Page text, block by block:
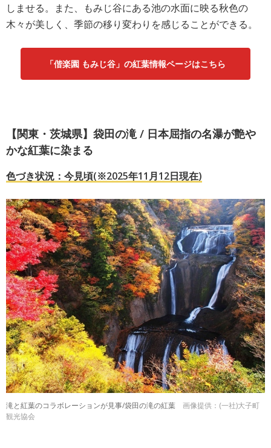
しませる。また、もみじ谷にある池の水面に映る秋色の
木々が美しく、季節の移り変わりを感じることができる。
「偕楽園 もみじ谷」の紅葉情報ページはこちら
【関東・茨城県】袋田の滝 / 日本屈指の名瀑が艶や
かな紅葉に染まる
色づき状況：今見頃(※2025年11月12日現在)
滝と紅葉のコラボレーションが見事/袋田の滝の紅葉
画像提供：(一社)大子町
観光協会